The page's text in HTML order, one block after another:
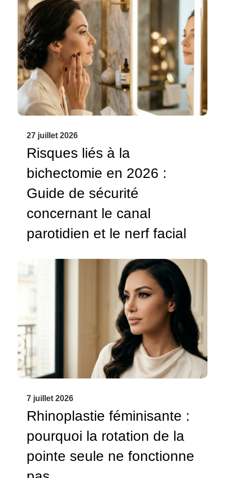
27 juillet 2026
Risques liés à la
bichectomie en 2026 :
Guide de sécurité
concernant le canal
parotidien et le nerf facial
7 juillet 2026
Rhinoplastie féminisante :
pourquoi la rotation de la
pointe seule ne fonctionne